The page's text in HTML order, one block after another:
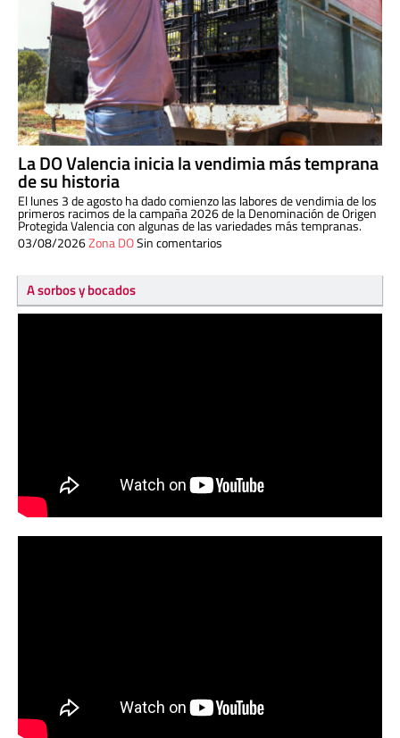
La DO Valencia inicia la vendimia más temprana
de su historia
El lunes 3 de agosto ha dado comienzo las labores de vendimia de los
primeros racimos de la campaña 2026 de la Denominación de Origen
Protegida Valencia con algunas de las variedades más tempranas.
03/08/2026Zona DOSin comentarios
A sorbos y bocados